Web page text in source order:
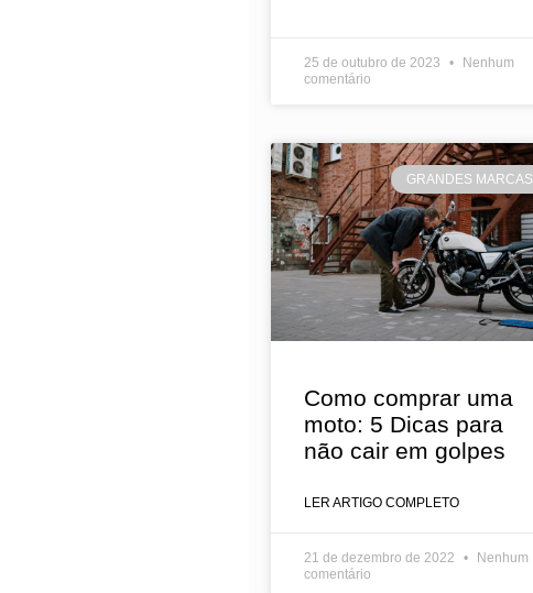
25 de outubro de 2023
Nenhum
comentário
GRANDES MARCAS
Como comprar uma
moto: 5 Dicas para
não cair em golpes
LER ARTIGO COMPLETO
21 de dezembro de 2022
Nenhum
comentário